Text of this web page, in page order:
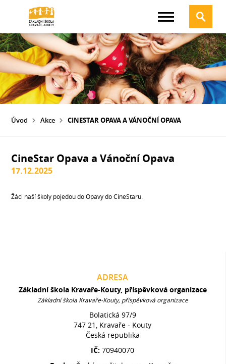
Úvod Akce CINESTAR OPAVA A VÁNOČNÍ OPAVA
CineStar Opava a Vánoční Opava
17.12.2025
Žáci naší školy pojedou do Opavy do CineStaru.
ADRESA
Základní škola Kravaře-Kouty, příspěvková organizace
Základní škola Kravaře-Kouty, příspěvková organizace
Bolatická 97/9
747 21, Kravaře - Kouty
Česká republika
IČ:70940070